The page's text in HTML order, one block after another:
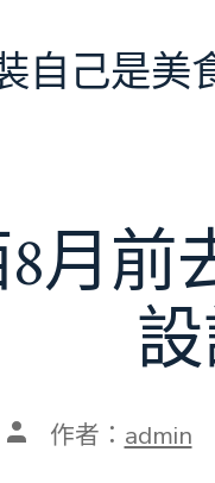
自己是美
月前
文 作者： admin